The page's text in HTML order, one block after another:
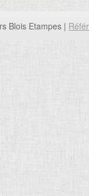
Blois Etampes |